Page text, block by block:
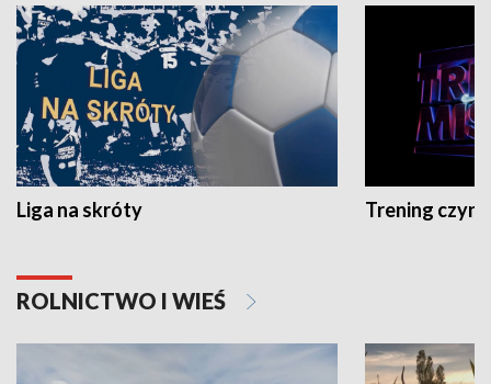
Liga na skróty Trening czyni
ROLNICTWO I WIEŚ